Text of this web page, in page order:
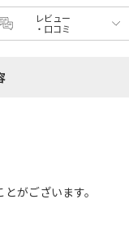
レビュー
・口コミ
がございます。